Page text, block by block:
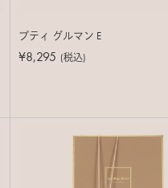
プティ グルマン E
¥8,295 (税込)